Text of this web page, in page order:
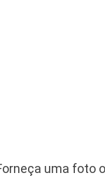
uma foto